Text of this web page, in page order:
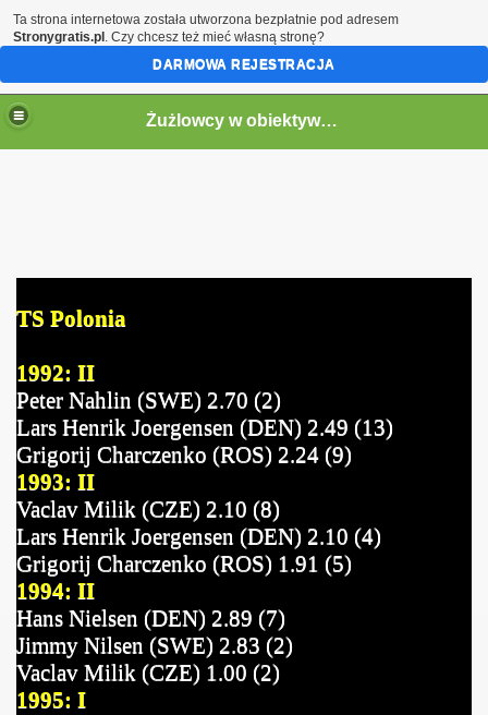
Żużlowcy w obiektywie by Speed
TS Polonia
1992: II
Peter Nahlin (SWE) 2.70 (2)
Lars Henrik Joergensen (DEN) 2.49 (13)
Grigorij Charczenko (ROS) 2.24 (9)
1993: II
Vaclav Milik (CZE) 2.10 (8)
Lars Henrik Joergensen (DEN) 2.10 (4)
Grigorij Charczenko (ROS) 1.91 (5)
1994: II
Hans Nielsen (DEN) 2.89 (7)
Jimmy Nilsen (SWE) 2.83 (2)
Vaclav Milik (CZE) 1.00 (2)
1995: I
Ta strona internetowa została utworzona bezpłatnie pod adresem
Stronygratis.pl . Czy chcesz też mieć własną stronę?
DARMOWA REJESTRACJA